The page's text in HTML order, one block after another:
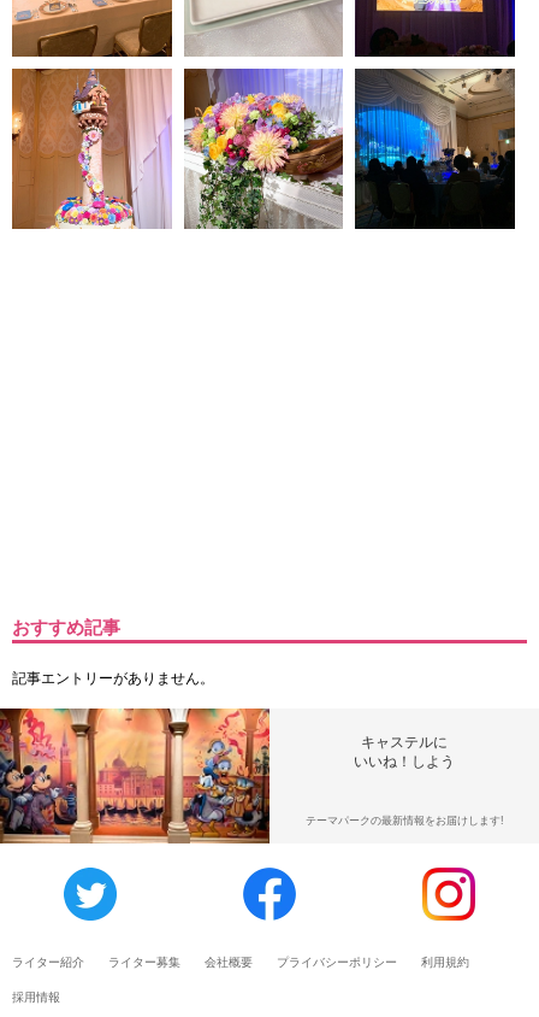
おすすめ記事
記事エントリーがありません。
キャステルに
いいね！しよう
テーマパークの最新情報をお届けします!
ライター紹介 ライター募集 会社概要 プライバシーポリシー 利用規約
採用情報